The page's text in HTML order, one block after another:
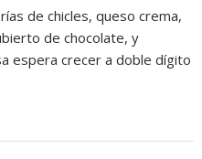
de chicles, queso crema,
de chocolate, y
espera crecer a doble dígito